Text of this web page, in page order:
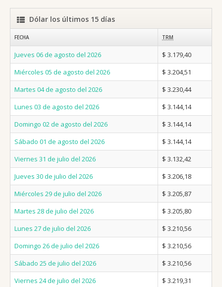
Dólar los últimos 15 días
FECHA TRM
Jueves 06 de agosto del 2026
$ 3.179,40
Miércoles 05 de agosto del 2026
$ 3.204,51
Martes 04 de agosto del 2026
$ 3.230,44
Lunes 03 de agosto del 2026
$ 3.144,14
Domingo 02 de agosto del 2026
$ 3.144,14
Sábado 01 de agosto del 2026
$ 3.144,14
Viernes 31 de julio del 2026
$ 3.132,42
Jueves 30 de julio del 2026
$ 3.206,18
Miércoles 29 de julio del 2026
$ 3.205,87
Martes 28 de julio del 2026
$ 3.205,80
Lunes 27 de julio del 2026
$ 3.210,56
Domingo 26 de julio del 2026
$ 3.210,56
Sábado 25 de julio del 2026
$ 3.210,56
Viernes 24 de julio del 2026
$ 3.219,31